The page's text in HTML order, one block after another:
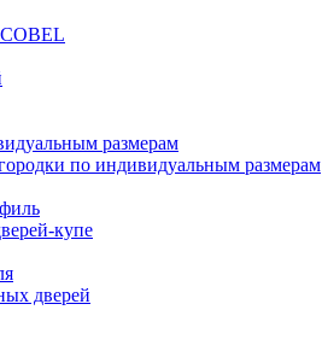
размерам
по индивидуальным размерам
купе
дверей